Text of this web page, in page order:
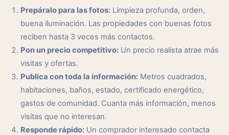
Prepáralo para las fotos: Limpieza profunda, orden,
buena iluminación. Las propiedades con buenas fotos
reciben hasta 3 veces más contactos.
Pon un precio competitivo: Un precio realista atrae más
visitas y ofertas.
Publica con toda la información: Metros cuadrados,
habitaciones, baños, estado, certificado energético,
gastos de comunidad. Cuanta más información, menos
visitas que no interesan.
Responde rápido: Un comprador interesado contacta